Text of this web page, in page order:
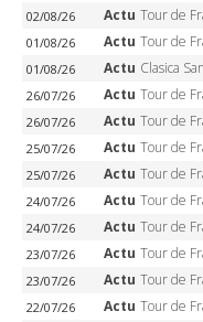
02/08/26 Actu Tour de France Femmes
01/08/26 Actu Tour de France Femmes
01/08/26 Actu Clasica San
26/07/26 Actu Tour de France 2026 –
26/07/26 Actu Tour de France 2026 –
25/07/26 Actu Tour de France 2026 –
25/07/26 Actu Tour de France 2026 –
24/07/26 Actu Tour de France 2026 –
24/07/26 Actu Tour de France
23/07/26 Actu Tour de France 2026 –
23/07/26 Actu Tour de France 2026 –
22/07/26 Actu Tour de France 2026 –